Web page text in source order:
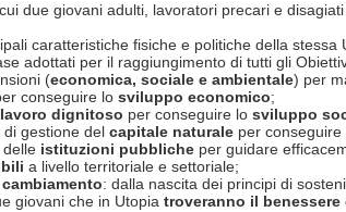
due giovani adulti, lavoratori precari e
caratteristiche fisiche e politiche della
adottati per il raggiungimento di tutti gli
(economica, sociale e ambientale) per
conseguire lo sviluppo economico;
lavoro dignitoso per conseguire lo sviluppo
di gestione del capitale naturale per conseguire
istituzioni pubbliche per guidare
a livello territoriale e settoriale;
: dalla nascita dei principi di
giovani che in Utopia troveranno il benessere